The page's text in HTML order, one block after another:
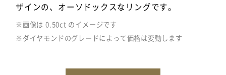
ザインの、オーソドックスなリングです。
※画像は 0.50ct のイメージです
※ダイヤモンドのグレードによって価格は変動します